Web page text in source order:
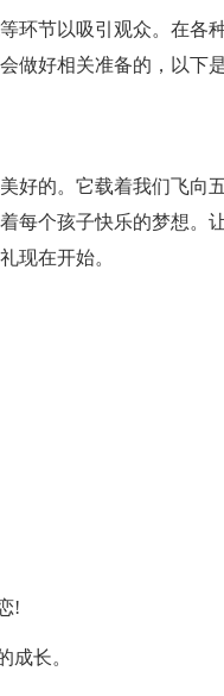
环节以吸引观众。在各
做好相关准备的，以下
好的。它载着我们飞向
每个孩子快乐的梦想。
现在开始。
!
成长。